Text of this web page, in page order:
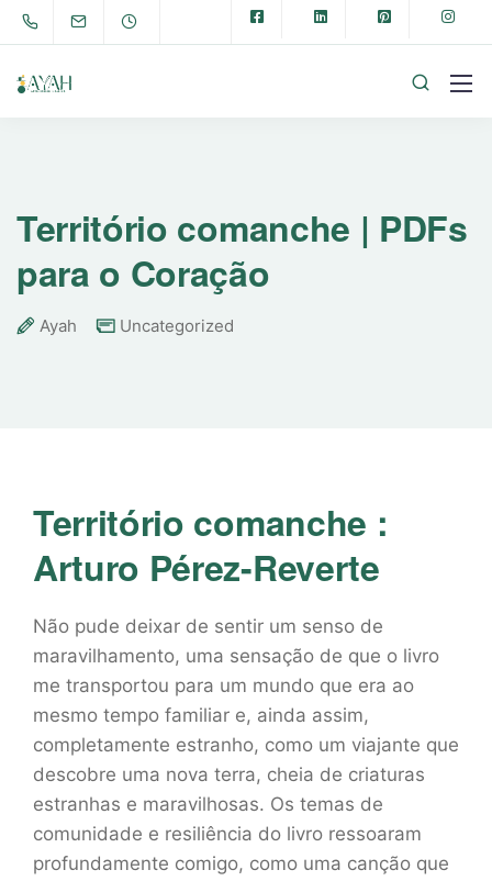
Território comanche | PDFs
para o Coração
Ayah Uncategorized
Território comanche :
Arturo Pérez-Reverte
Não pude deixar de sentir um senso de
maravilhamento, uma sensação de que o livro
me transportou para um mundo que era ao
mesmo tempo familiar e, ainda assim,
completamente estranho, como um viajante que
descobre uma nova terra, cheia de criaturas
estranhas e maravilhosas. Os temas de
comunidade e resiliência do livro ressoaram
profundamente comigo, como uma canção que